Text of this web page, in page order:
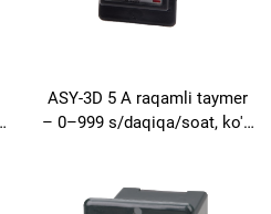
ASY-3D 5 A raqamli taymer
– 0–999 s/daqiqa/soat, ko'p